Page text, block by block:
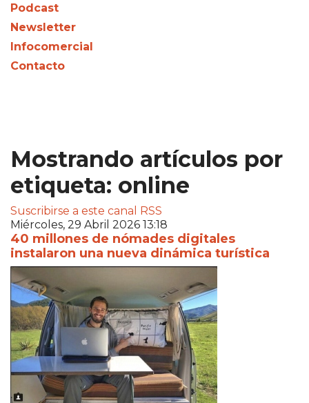
Podcast
Newsletter
Infocomercial
Contacto
Mostrando artículos por
etiqueta: online
Suscribirse a este canal RSS
Miércoles, 29 Abril 2026 13:18
40 millones de nómades digitales
instalaron una nueva dinámica turística